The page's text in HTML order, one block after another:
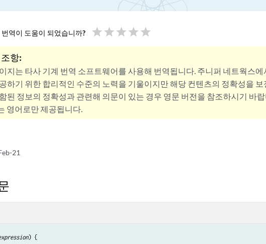
번역이 도움이 되었습니까? star star star star star
항:
지는 타사 기계 번역 소프트웨어를 사용해 번역됩니다. 주니퍼 네트웍스
하기 위한 합리적인 수준의 노력을 기울이지만 해당 컨텐츠의 정확성을 보
된 정보의 정확성과 관련해 의문이 있는 경우 영문 버전을 참조하시기 바
영어로만 제공됩니다.
21
) {